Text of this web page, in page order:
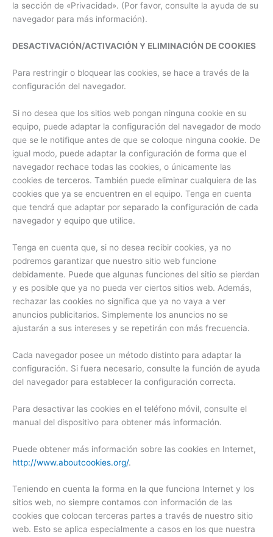
la sección de «Privacidad». (Por favor, consulte la ayuda de su
navegador para más información).
DESACTIVACIÓN/ACTIVACIÓN Y ELIMINACIÓN DE COOKIES
Para restringir o bloquear las cookies, se hace a través de la
configuración del navegador.
Si no desea que los sitios web pongan ninguna cookie en su
equipo, puede adaptar la configuración del navegador de modo
que se le notifique antes de que se coloque ninguna cookie. De
igual modo, puede adaptar la configuración de forma que el
navegador rechace todas las cookies, o únicamente las
cookies de terceros. También puede eliminar cualquiera de las
cookies que ya se encuentren en el equipo. Tenga en cuenta
que tendrá que adaptar por separado la configuración de cada
navegador y equipo que utilice.
Tenga en cuenta que, si no desea recibir cookies, ya no
podremos garantizar que nuestro sitio web funcione
debidamente. Puede que algunas funciones del sitio se pierdan
y es posible que ya no pueda ver ciertos sitios web. Además,
rechazar las cookies no significa que ya no vaya a ver
anuncios publicitarios. Simplemente los anuncios no se
ajustarán a sus intereses y se repetirán con más frecuencia.
Cada navegador posee un método distinto para adaptar la
configuración. Si fuera necesario, consulte la función de ayuda
del navegador para establecer la configuración correcta.
Para desactivar las cookies en el teléfono móvil, consulte el
manual del dispositivo para obtener más información.
Puede obtener más información sobre las cookies en Internet,
http://www.aboutcookies.org/.
Teniendo en cuenta la forma en la que funciona Internet y los
sitios web, no siempre contamos con información de las
cookies que colocan terceras partes a través de nuestro sitio
web. Esto se aplica especialmente a casos en los que nuestra